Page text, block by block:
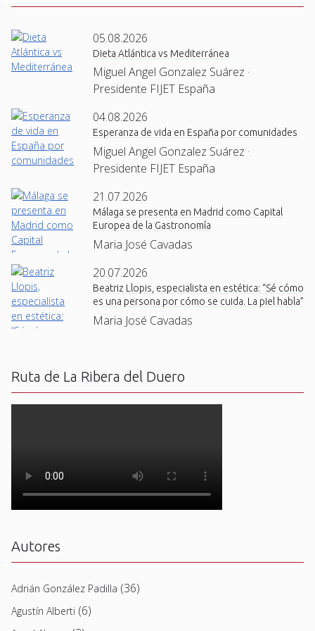
05.08.2026
Dieta Atlántica vs Mediterránea
Miguel Angel Gonzalez Suárez ·
Presidente FIJET España
04.08.2026
Esperanza de vida en España por comunidades
Miguel Angel Gonzalez Suárez ·
Presidente FIJET España
21.07.2026
Málaga se presenta en Madrid como Capital
Europea de la Gastronomía
Maria José Cavadas
20.07.2026
Beatriz Llopis, especialista en estética: “Sé cómo
es una persona por cómo se cuida. La piel habla”
Maria José Cavadas
Ruta de La Ribera del Duero
Autores
Adrián González Padilla (36)
Agustín Alberti (6)